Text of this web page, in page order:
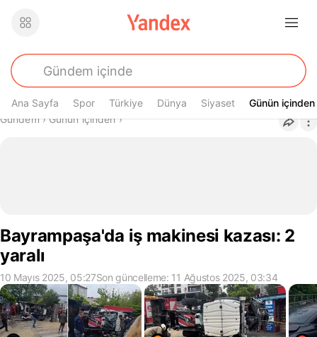
Ana Sayfa Spor Türkiye Dünya Siyaset Günün içinden
Günün içinden
Buradasın
Gündem› Günün içinden›
Bayrampaşa'da iş makinesi kazası: 2
yaralı
10 Mayıs 2025, 05:27Son güncelleme: 11 Ağustos 2025, 03:34